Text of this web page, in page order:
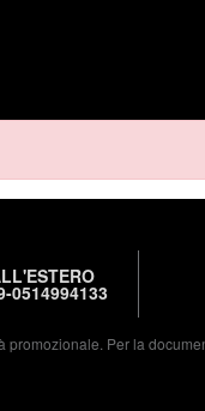
0514994133
promozionale. Per la